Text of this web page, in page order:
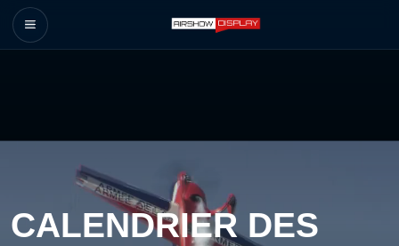
CALENDRIER DES